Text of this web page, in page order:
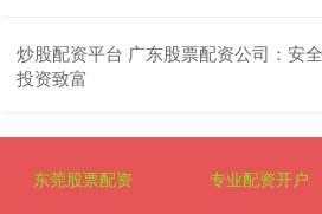
炒股配资平台 广东股票配资公司：安
投资致富
东莞股票配资 专业配资开户